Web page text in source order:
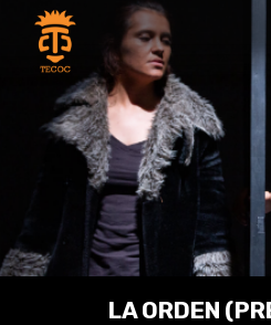
LA ORDEN